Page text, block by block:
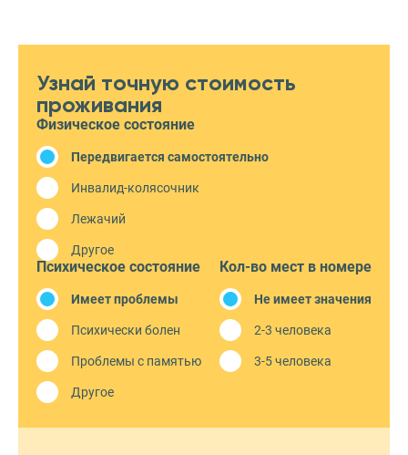
Узнай точную стоимость
проживания
Физическое состояние
Передвигается самостоятельно
Инвалид-колясочник
Лежачий
Другое
Психическое состояние
Имеет проблемы
Психически болен
Проблемы с памятью
Другое
Кол-во мест в номере
Не имеет значения
2-3 человека
3-5 человека